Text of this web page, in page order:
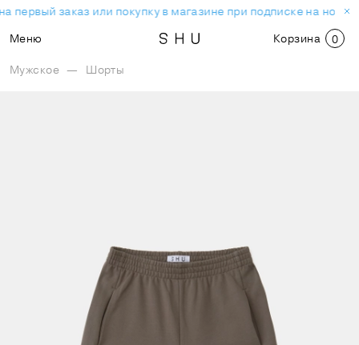
первый заказ или покупку в магазине при подписке на
Меню
Корзина 0
Мужское — Шорты